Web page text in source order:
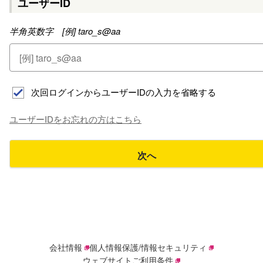
半角英数字 [例] taro_s@aa
次回ログインからユーザーIDの入力を省略する
ユーザーIDをお忘れの方はこちら
次へ
会社情報
個人情報保護/情報セキュリティ
ウェブサイトご利用条件